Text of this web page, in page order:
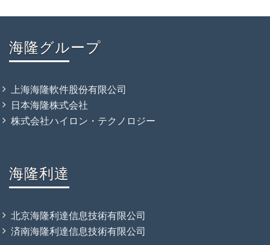
海隆グループ
上海海隆軟件股份有限公司
日本海隆株式会社
株式会社ハイロン・テクノロジー
海隆利達
北京海隆利達信息技術有限公司
済南海隆利達信息技術有限公司